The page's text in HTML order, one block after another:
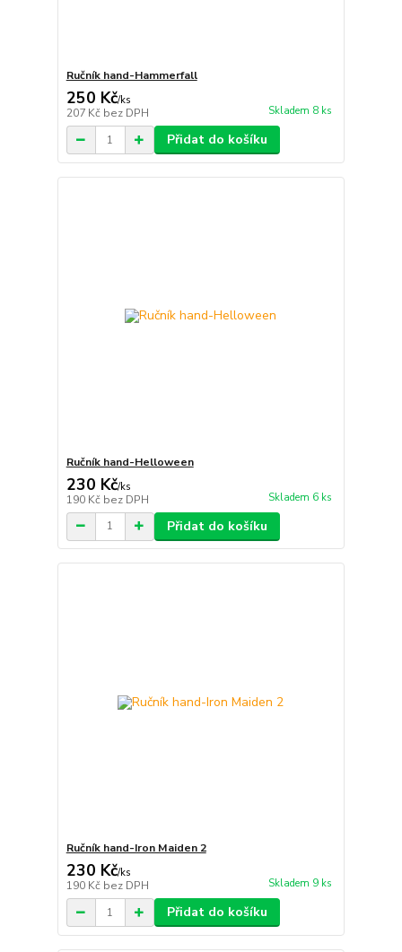
Ručník hand-Hammerfall
250 Kč/ks
207 Kč bez DPH Skladem 8 ks
Přidat do košíku
Ručník hand-Helloween
230 Kč/ks
190 Kč bez DPH Skladem 6 ks
Přidat do košíku
Ručník hand-Iron Maiden 2
230 Kč/ks
190 Kč bez DPH Skladem 9 ks
Přidat do košíku